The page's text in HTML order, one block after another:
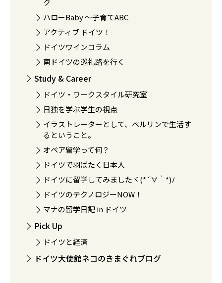
ハローBaby 〜子育てABC
アクティブ ドイツ！
ドイツワインコラム
南ドイツの巡礼路を行く
Study & Career
ドイツ・ワークスタイル研究室
日独を学ぶ学生の視点
イラストレーターとして、ベルリンで生活す
るということ。
オペア留学って何？
ドイツで羽ばたく日本人
ドイツに留学してみましたヾ(*´∀｀*)ﾉ
ドイツのテクノロジーNOW！
マナの留学日記 in ドイツ
Pick Up
ドイツと経済
ドイツ大使館ネコのきまぐれブログ